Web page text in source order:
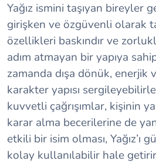
Yağız ismini taşıyan bireyler
girişken ve özgüvenli olarak
özellikleri baskındır ve
adım atmayan bir yapıya
zamanda dışa dönük, enerjik
karakter yapısı
kuvvetli çağrışımlar, kişinin
karar alma becerilerine de
etkili bir isim olması, Yağız’ı
kolay kullanılabilir hale